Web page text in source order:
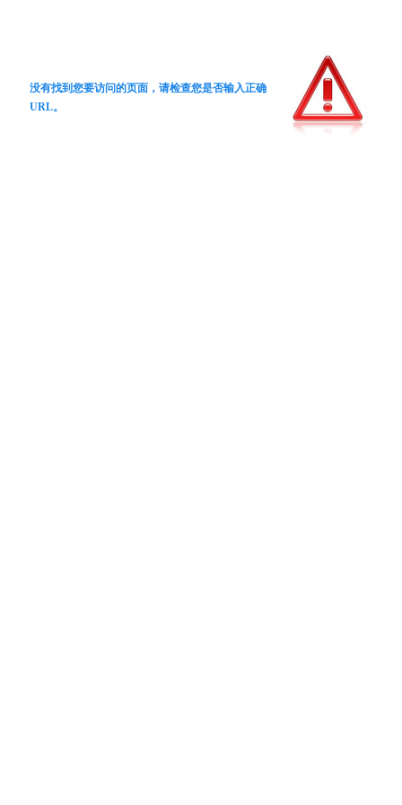
没有找到您要访问的页面，请检查您是否输入正确
URL。